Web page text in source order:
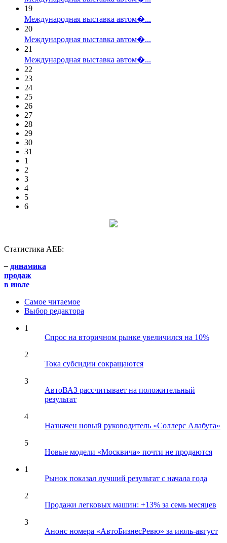
19
Международная выставка автом�...
20
Международная выставка автом�...
21
Международная выставка автом�...
22
23
24
25
26
27
28
29
30
31
1
2
3
4
5
6
Статистика АЕБ:
– динамика
продаж
в июле
Самое читаемое
Выбор редактора
1
Спрос на вторичном рынке увеличился на 10%
2
Тока субсидии сокращаются
3
АвтоВАЗ рассчитывает на положительный
результат
4
Назначен новый руководитель «Соллерс Алабуга»
5
Новые модели «Москвича» почти не продаются
1
Рынок показал лучший результат с начала года
2
Продажи легковых машин: +13% за семь месяцев
3
Анонс номера «АвтоБизнесРевю» за июль-август